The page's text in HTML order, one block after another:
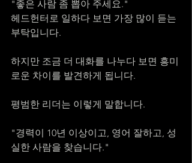
"좋은 사람 좀 뽑아 주세요."
헤드헌터로 일하다 보면 가장 많이 듣는
부탁입니다.
하지만 조금 더 대화를 나누다 보면 흥미
로운 차이를 발견하게 됩니다.
평범한 리더는 이렇게 말합니다.
"경력이 10년 이상이고, 영어 잘하고, 성
실한 사람을 찾습니다."